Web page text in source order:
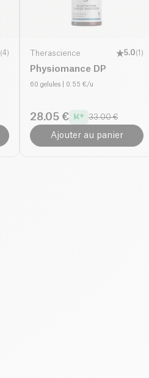
(4) Therascience 5.0(1 )
Physiomance DP
60 gelules | 0.55 €/u
28.05 € 33.00 €
Ajouter au panier